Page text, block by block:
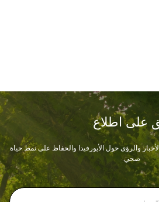
على اطلاع
والرؤى حول الأيورفيدا والحفاظ على نمط حياة
صحي.